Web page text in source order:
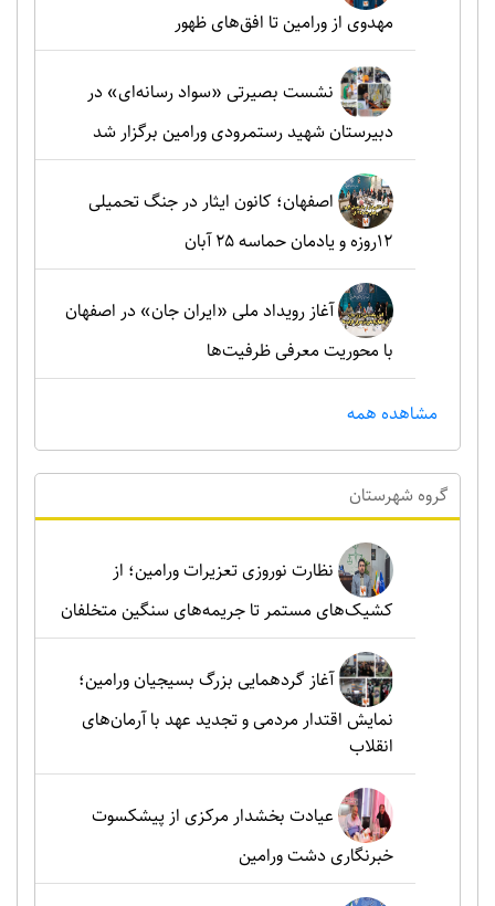
مهدوی از ورامین تا افق‌های ظهور
نشست بصیرتی «سواد رسانه‌ای» در
دبیرستان شهید رستمرودی ورامین برگزار شد
اصفهان؛ کانون ایثار در جنگ تحمیلی
۱۲روزه و یادمان حماسه ۲۵ آبان
آغاز رویداد ملی «ایران جان» در اصفهان
با محوریت معرفی ظرفیت‌ها
مشاهده همه
گروه شهرستان
نظارت نوروزی تعزیرات ورامین؛ از
کشیک‌های مستمر تا جریمه‌های سنگین متخلفان
آغاز گردهمایی بزرگ بسیجیان ورامین؛
نمایش اقتدار مردمی و تجدید عهد با آرمان‌های
انقلاب
عیادت بخشدار مرکزی از پیشکسوت
خبرنگاری دشت ورامین